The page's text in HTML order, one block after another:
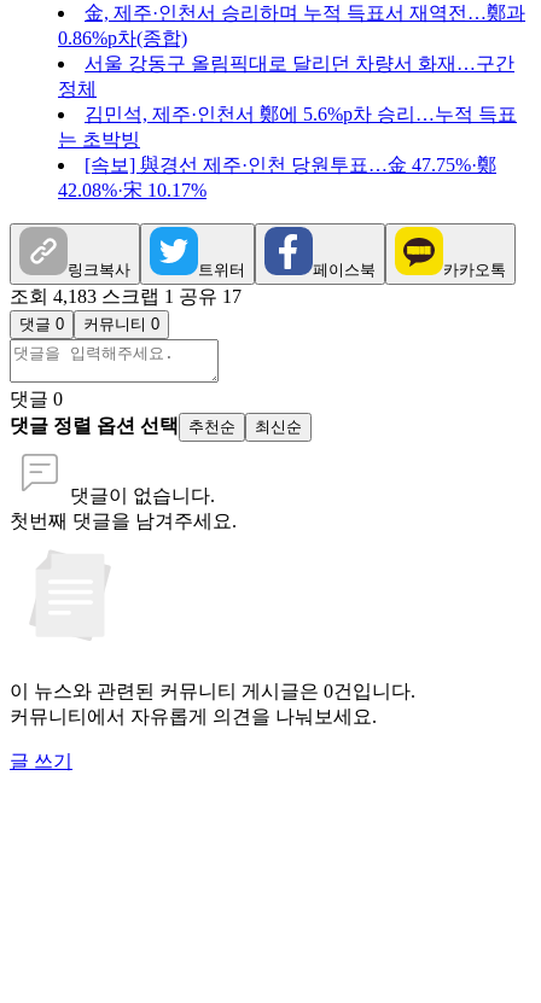
金, 제주·인천서 승리하며 누적 득표서 재역전…鄭과
0.86%p차(종합)
서울 강동구 올림픽대로 달리던 차량서 화재…구간
정체
김민석, 제주·인천서 鄭에 5.6%p차 승리…누적 득표
는 초박빙
[속보] 與경선 제주·인천 당원투표…金 47.75%·鄭
42.08%·宋 10.17%
링크복사 트위터 페이스북 카카오톡
조회 4,183 스크랩 1 공유 17
댓글 0 커뮤니티 0
댓글 0
댓글 정렬 옵션 선택
추천순 최신순
댓글이 없습니다.
첫번째 댓글을 남겨주세요.
이 뉴스와 관련된 커뮤니티 게시글은 0건입니다.
커뮤니티에서 자유롭게 의견을 나눠보세요.
글 쓰기